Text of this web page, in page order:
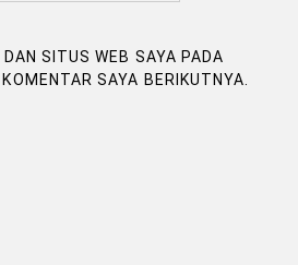
SITUS WEB SAYA PADA
SAYA BERIKUTNYA.